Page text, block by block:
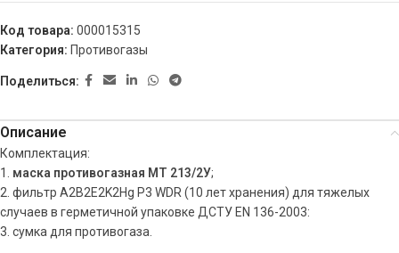
Код товара: 000015315
Категория: Противогазы
Поделиться:
Описание
Комплектация:
1. маска противогазная МТ 213/2У;
2. фильтр A2B2E2K2Hg P3 WDR (10 лет хранения) для тяжелых
случаев в герметичной упаковке ДСТУ EN 136-2003:
3. сумка для противогаза.